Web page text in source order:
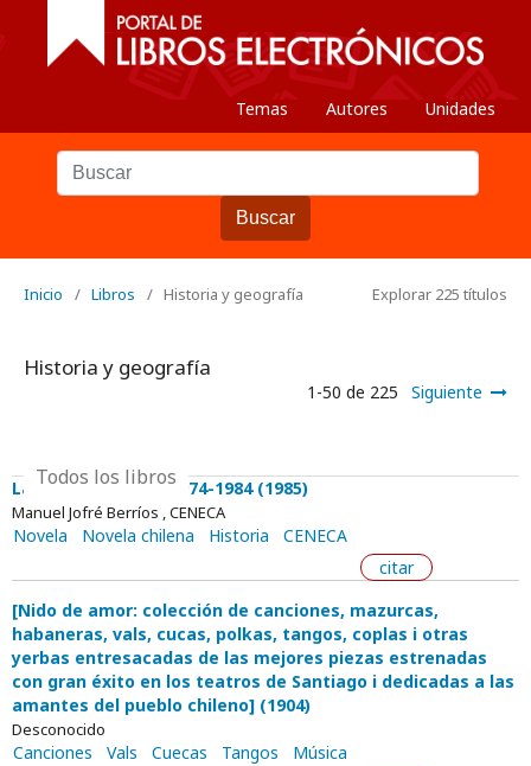
Temas Autores Unidades
Buscar
Inicio / Libros / Historia y geografía Explorar 225 títulos
Historia y geografía
1-50 de 225 Siguiente
Todos los libros
La novela chilena: 1974-1984 (1985)
Manuel Jofré Berríos , CENECA
Novela Novela chilena Historia
CENECA
citar
[Nido de amor: colección de canciones, mazurcas,
habaneras, vals, cucas, polkas, tangos, coplas i otras
yerbas entresacadas de las mejores piezas estrenadas
con gran éxito en los teatros de Santiago i dedicadas a las
amantes del pueblo chileno] (1904)
Desconocido
Canciones Vals Cuecas Tangos
Música